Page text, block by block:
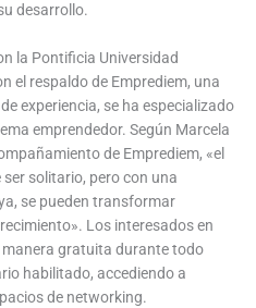
desarrollo.
la Pontificia Universidad
el respaldo de Emprediem, una
experiencia, se ha especializado
emprendedor. Según Marcela
de Emprediem, «el
solitario, pero con una
se pueden transformar
Los interesados en
gratuita durante todo
habilitado, accediendo a
de networking.